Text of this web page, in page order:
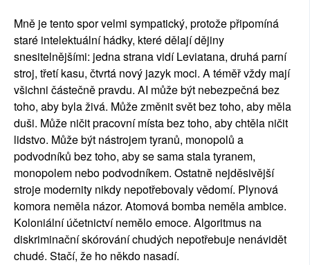
Mně je tento spor velmi sympatický, protože připomíná
staré intelektuální hádky, které dělají dějiny
snesitelnějšími: jedna strana vidí Leviatana, druhá parní
stroj, třetí kasu, čtvrtá nový jazyk moci. A téměř vždy mají
všichni částečně pravdu. AI může být nebezpečná bez
toho, aby byla živá. Může změnit svět bez toho, aby měla
duši. Může ničit pracovní místa bez toho, aby chtěla ničit
lidstvo. Může být nástrojem tyranů, monopolů a
podvodníků bez toho, aby se sama stala tyranem,
monopolem nebo podvodníkem. Ostatně nejděsivější
stroje modernity nikdy nepotřebovaly vědomí. Plynová
komora neměla názor. Atomová bomba neměla ambice.
Koloniální účetnictví nemělo emoce. Algoritmus na
diskriminační skórování chudých nepotřebuje nenávidět
chudé. Stačí, že ho někdo nasadí.